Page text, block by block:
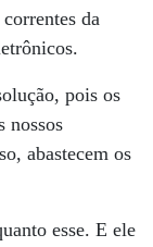
da
pois os
nossos
abastecem os
esse. E ele